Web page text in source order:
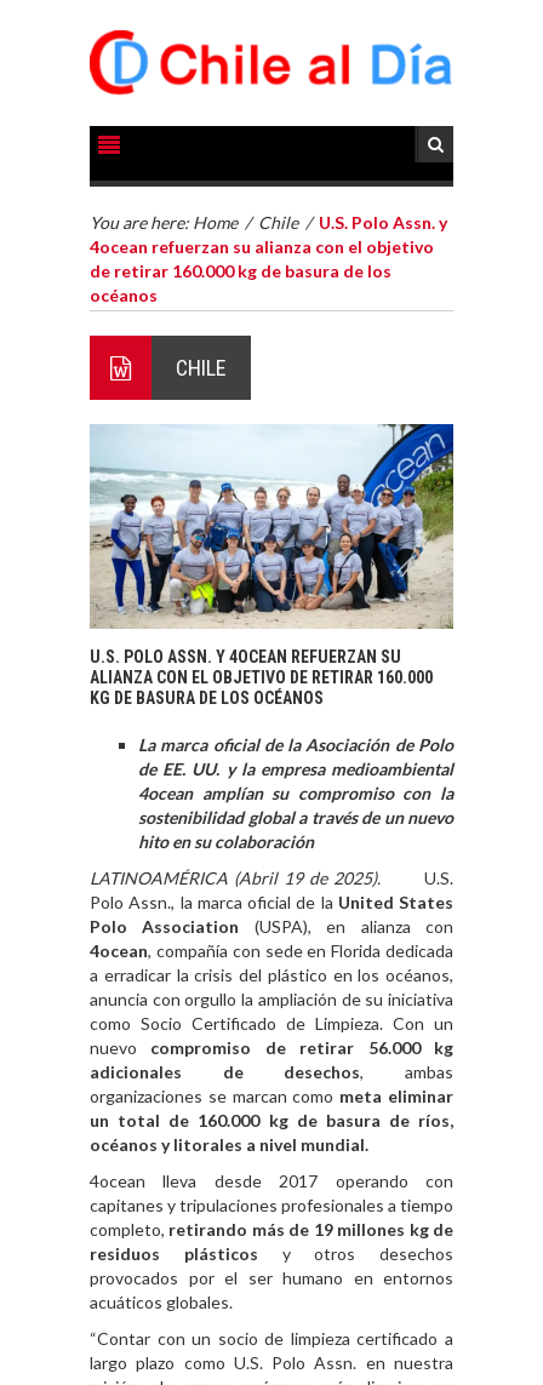
You are here: Home / Chile / U.S. Polo Assn. y
4ocean refuerzan su alianza con el objetivo
de retirar 160.000 kg de basura de los
océanos
CHILE
U.S. POLO ASSN. Y 4OCEAN REFUERZAN SU
ALIANZA CON EL OBJETIVO DE RETIRAR 160.000
KG DE BASURA DE LOS OCÉANOS
La marca oficial de la Asociación de Polo
de EE. UU. y la empresa medioambiental
4ocean amplían su compromiso con la
sostenibilidad global a través de un nuevo
hito en su colaboración
LATINOAMÉRICA (Abril 19 de 2025). U.S.
Polo Assn., la marca oficial de la United States
Polo Association (USPA), en alianza con
4ocean, compañía con sede en Florida dedicada
a erradicar la crisis del plástico en los océanos,
anuncia con orgullo la ampliación de su iniciativa
como Socio Certificado de Limpieza. Con un
nuevo compromiso de retirar 56.000 kg
adicionales de desechos, ambas
organizaciones se marcan como meta eliminar
un total de 160.000 kg de basura de ríos,
océanos y litorales a nivel mundial.
4ocean lleva desde 2017 operando con
capitanes y tripulaciones profesionales a tiempo
completo, retirando más de 19 millones kg de
residuos plásticos y otros desechos
provocados por el ser humano en entornos
acuáticos globales.
“Contar con un socio de limpieza certificado a
largo plazo como U.S. Polo Assn. en nuestra